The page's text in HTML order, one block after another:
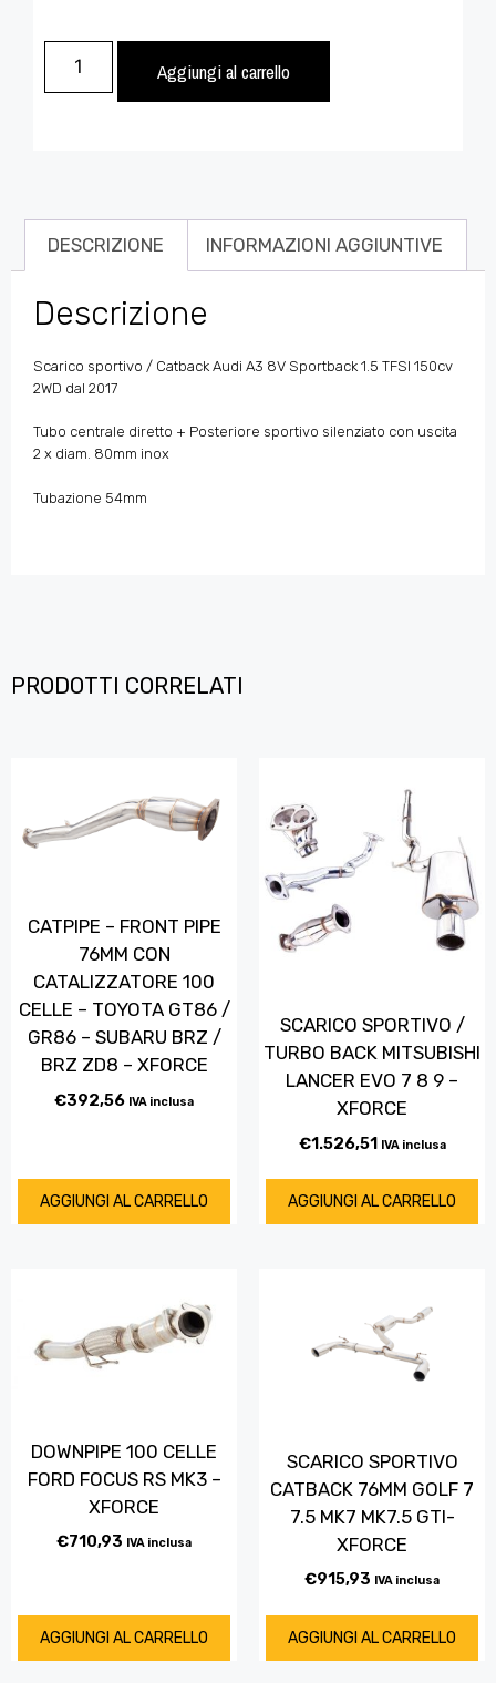
Aggiungi al carrello
DESCRIZIONE INFORMAZIONI AGGIUNTIVE
Descrizione
Scarico sportivo / Catback Audi A3 8V Sportback 1.5 TFSI 150cv
2WD dal 2017
Tubo centrale diretto + Posteriore sportivo silenziato con uscita
2 x diam. 80mm inox
Tubazione 54mm
PRODOTTI CORRELATI
CATPIPE – FRONT PIPE
76MM CON
CATALIZZATORE 100
CELLE – TOYOTA GT86 /
GR86 – SUBARU BRZ /
BRZ ZD8 – XFORCE
€392,56 IVA inclusa
AGGIUNGI AL CARRELLO
SCARICO SPORTIVO /
TURBO BACK MITSUBISHI
LANCER EVO 7 8 9 –
XFORCE
€1.526,51 IVA inclusa
AGGIUNGI AL CARRELLO
DOWNPIPE 100 CELLE
FORD FOCUS RS MK3 –
XFORCE
€710,93 IVA inclusa
AGGIUNGI AL CARRELLO
SCARICO SPORTIVO
CATBACK 76MM GOLF 7
7.5 MK7 MK7.5 GTI-
XFORCE
€915,93 IVA inclusa
AGGIUNGI AL CARRELLO